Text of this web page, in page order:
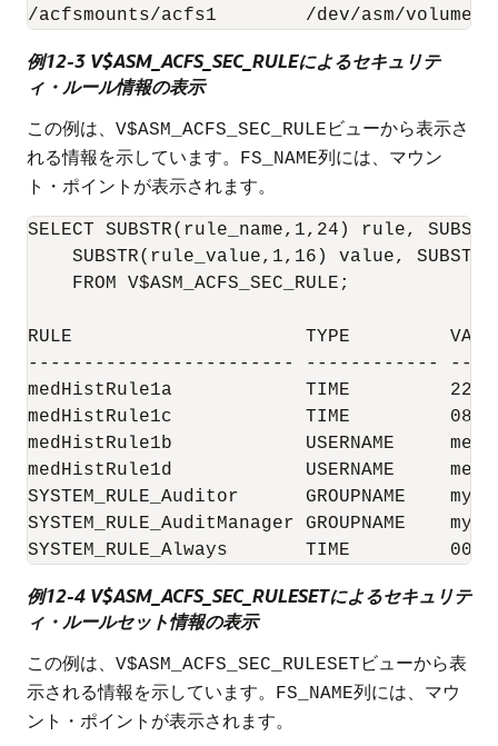
例12-3 V$ASM_ACFS_SEC_RULEによるセキュリテ
ィ・ルール情報の表示
この例は、 V$ASM_ACFS_SEC_RULE ビューから表示さ
れる情報を示しています。
FS_NAME列には、マウン
ト・ポイントが表示されます。
SELECT SUBSTR(rule_name,1,24) rule,
SUBSTR(rule_value,1,16) value,
    FROM V$ASM_ACFS_SEC_RULE;
RULE                     TYPE
------------------------ ------------
medHistRule1a            TIME
medHistRule1c            TIME
medHistRule1b            USERNAME
medHistRule1d            USERNAME
SYSTEM_RULE_Auditor      GROUPNAME
SYSTEM_RULE_AuditManager GROUPNAME
例12-4 V$ASM_ACFS_SEC_RULESETによるセキュリテ
ィ・ルールセット情報の表示
この例は、 V$ASM_ACFS_SEC_RULESET ビューから表
示される情報を示しています。
FS_NAME列には、マウ
ント・ポイントが表示されます。